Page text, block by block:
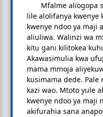
Mfalme aliogopa
lile alolifanya kwenye
kwenye ndoo ya maji
aliuliwa. Walinzi wa
kitu gani kilitokea
Akawasimulia kwa
mama mmoja
kusimama dede.
kazi wao. Mtoto yule
kwenye ndoo ya maji
akifurahia sana